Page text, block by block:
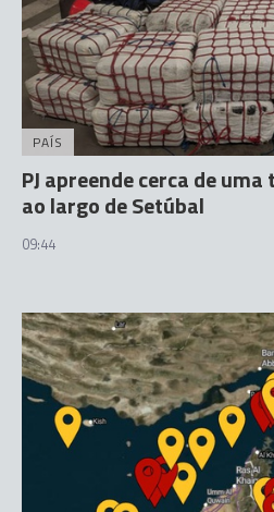
PAÍS
PJ apreende cerca de
ao largo de Setúbal
09:44